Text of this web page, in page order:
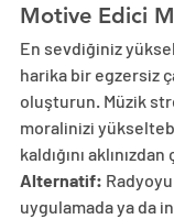
Motive Edici
En sevdiğiniz
harika bir egzersiz
oluşturun. Müzik
moralinizi
kaldığını
Alternatif:
uygulamada ya da